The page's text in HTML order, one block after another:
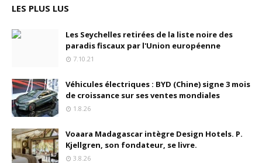
LES PLUS LUS
Les Seychelles retirées de la liste noire des
paradis fiscaux par l'Union européenne
7.10.21
Véhicules électriques : BYD (Chine) signe 3 mois
de croissance sur ses ventes mondiales
1.8.26
Voaara Madagascar intègre Design Hotels. P.
Kjellgren, son fondateur, se livre.
3.8.26